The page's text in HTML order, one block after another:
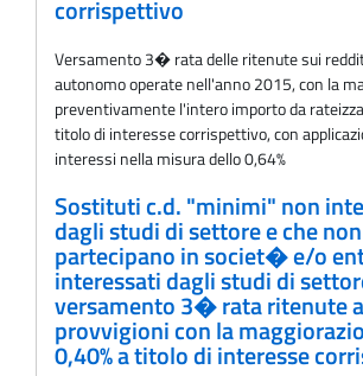
corrispettivo
Versamento 3� rata delle ritenute sui
autonomo operate nell'anno 2015, con la
preventivamente l'intero importo da
titolo di interesse corrispettivo, con
interessi nella misura dello 0,64%
Sostituti c.d. "minimi" non
dagli studi di settore e che non
partecipano in societ� e/o
interessati dagli studi di
versamento 3� rata ritenute
provvigioni con la
0,40% a titolo di interesse